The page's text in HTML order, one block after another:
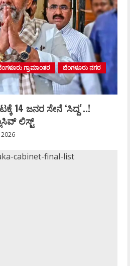
ಗ್ರಾಮಾಂತರ
ಬೆಂಗಳೂರು ನಗರ
14 ಜನರ ಸೇನೆ ʻಸಿದ್ದʼ..!
ಲಿಸ್ಟ್‌
2026